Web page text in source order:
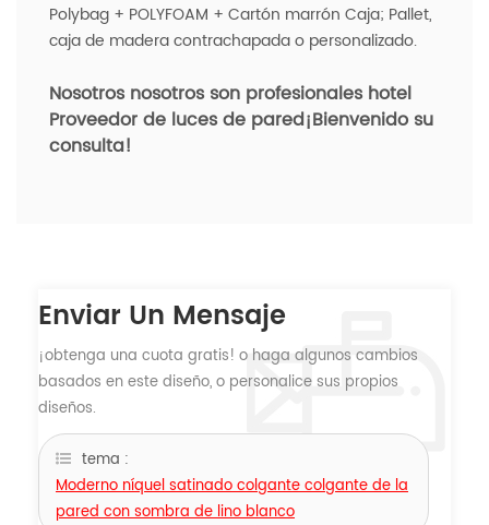
Polybag + POLYFOAM + Cartón marrón Caja; Pallet,
caja de madera contrachapada o personalizado.
Nosotros nosotros son profesionales hotel
Proveedor de luces de pared¡Bienvenido su
consulta!
Enviar Un Mensaje
¡obtenga una cuota gratis! o haga algunos cambios
basados ​​en este diseño, o personalice sus propios
diseños.
tema :
Moderno níquel satinado colgante colgante de la
pared con sombra de lino blanco